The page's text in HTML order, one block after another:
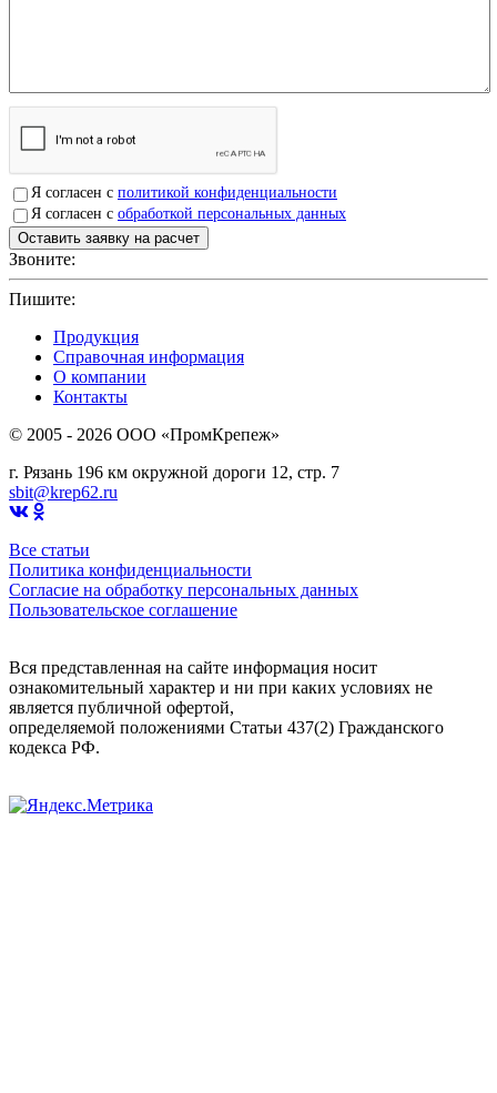
Я согласен с политикой конфиденциальности
Я согласен с обработкой персональных данных
Звоните:
Пишите:
Продукция
Справочная информация
О компании
Контакты
© 2005 - 2026 OOO «ПромКрепеж»
г. Рязань 196 км окружной дороги 12, стр. 7
sbit@krep62.ru
Все статьи
Политика конфиденциальности
Согласие на обработку персональных данных
Пользовательское соглашение
Вся представленная на сайте информация носит
ознакомительный характер и ни при каких условиях не
является публичной офертой,
определяемой положениями Статьи 437(2) Гражданского
кодекса РФ.